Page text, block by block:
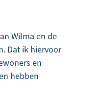
Wilma en de
Dat ik hiervoor
en
hebben